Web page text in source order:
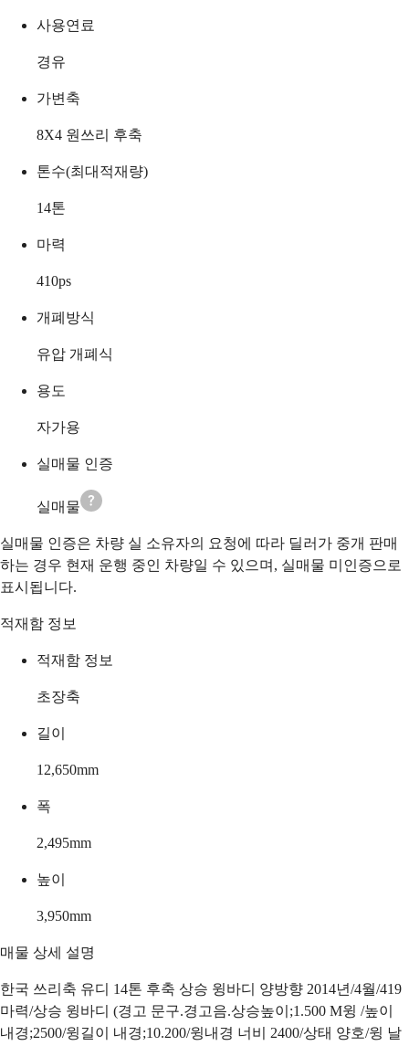
사용연료
경유
가변축
8X4 원쓰리 후축
톤수(최대적재량)
14톤
마력
410ps
개폐방식
유압 개폐식
용도
자가용
실매물 인증
실매물
실매물 인증은 차량 실 소유자의 요청에 따라 딜러가 중개 판매
하는 경우 현재 운행 중인 차량일 수 있으며, 실매물 미인증으로
표시됩니다.
적재함 정보
적재함 정보
초장축
길이
12,650mm
폭
2,495mm
높이
3,950mm
매물 상세 설명
한국 쓰리축 유디 14톤 후축 상승 윙바디 양방향 2014년/4월/419
마력/상승 윙바디 (경고 문구.경고음.상승높이;1.500 M윙 /높이
내경;2500/윙길이 내경;10.200/윙내경 너비 2400/상태 양호/윙 날